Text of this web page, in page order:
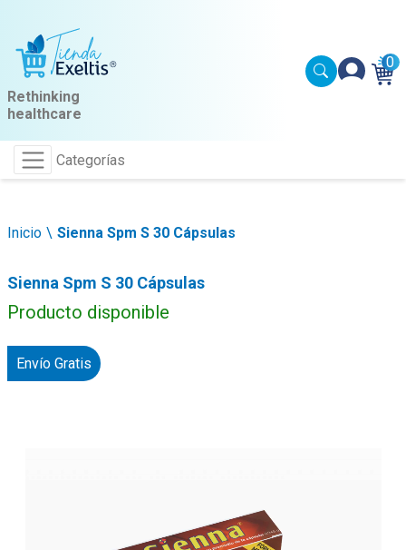
Rethinking
healthcare
0
Categorías
Inicio Sienna Spm S 30 Cápsulas
Sienna Spm S 30 Cápsulas
Producto disponible
Envío Gratis